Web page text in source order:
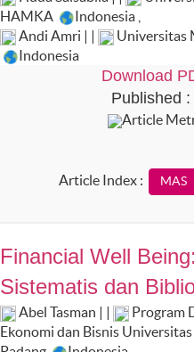
HAMKA
Indonesia
Andi Amri | |
Universitas
Indonesia
Download
Published
Article
Article Index :
Financial Well
Sistematis dan
Abel Tasman | |
Program
Ekonomi dan Bisnis